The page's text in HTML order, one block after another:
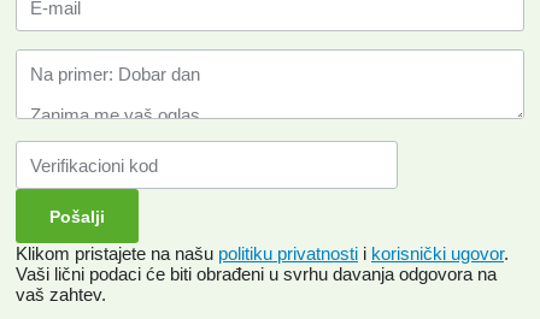
Klikom pristajete na našu politiku privatnosti i korisnički ugovor.
Vaši lični podaci će biti obrađeni u svrhu davanja odgovora na
vaš zahtev.